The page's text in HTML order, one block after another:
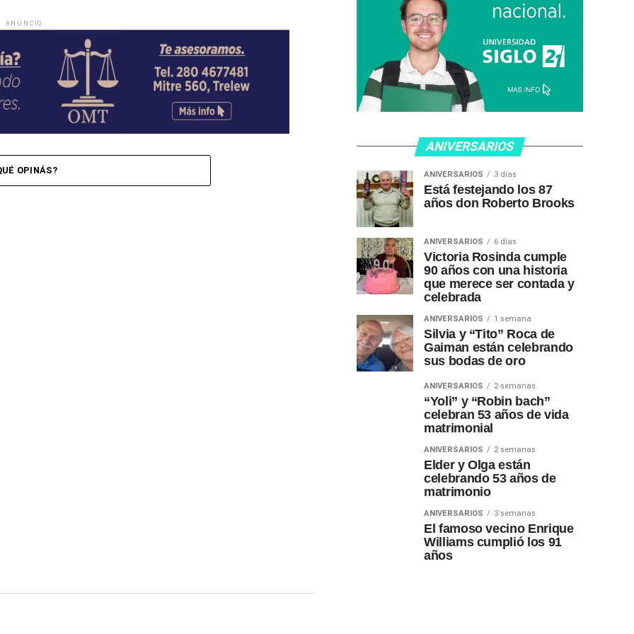
ANUNCIO
OPINÁS?
ANIVERSARIOS
ANIVERSARIOS 3 días
Está festejando los 87
años don Roberto Brooks
ANIVERSARIOS 6 días
Victoria Rosinda cumple
90 años con una historia
que merece ser contada y
celebrada
ANIVERSARIOS 1 semana
Silvia y “Tito” Roca de
Gaiman están celebrando
sus bodas de oro
ANIVERSARIOS 2 semanas
“Yoli” y “Robin bach”
celebran 53 años de vida
matrimonial
ANIVERSARIOS 2 semanas
Elder y Olga están
celebrando 53 años de
matrimonio
ANIVERSARIOS 3 semanas
El famoso vecino Enrique
Williams cumplió los 91
años